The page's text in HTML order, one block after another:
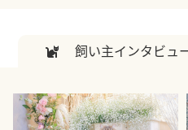
飼い主インタビュ